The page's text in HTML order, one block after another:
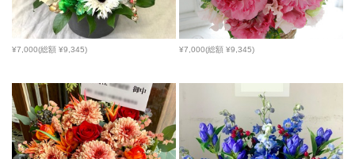
¥7,000(総額 ¥9,345) ¥7,000(総額 ¥9,345)